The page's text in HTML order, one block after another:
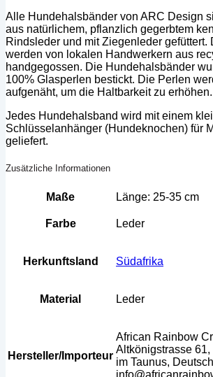
Alle Hundehalsbänder von ARC Design
aus natürlichem, pflanzlich gegerbtem
Rindsleder und mit Ziegenleder gefüttert.
werden von lokalen Handwerkern aus
handgegossen. Die Hundehalsbänder
100% Glasperlen bestickt. Die Perlen
aufgenäht, um die Haltbarkeit zu erhöhen.
Jedes Hundehalsband wird mit einem
Schlüsselanhänger (Hundeknochen) für
geliefert.
Zusätzliche Informationen
Maße Länge: 25-35 cm
Farbe Leder
Herkunftsland Südafrika
Material Leder
Hersteller/Importeur
African Rainbow
Altkönigstrasse
im Taunus,